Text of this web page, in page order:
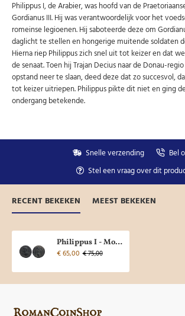
Philippus I, de Arabier, was hoofd van de
Gordianus III. Hij was verantwoordelijk voor het
romeinse legioenen. Hij saboteerde deze om
daglicht te stellen en hongerige muitende soldaten
Hierna riep Philippus zich snel uit tot keizer en dat
de senaat. Toen hij Trajan Decius naar de Donau-
opstand neer te slaan, deed deze dat zo succesvol,
tot keizer uitriepen. Philippus pikte dit niet en ging
ondergang betekende.
Snelle verzending
Bel
Stel een vraag over dit
RECENT BEKEKEN MEEST BEKEKEN
Philippus I - Mooie buste! en Tempel keerzijde (D25118)
€ 65,00 € 75,00